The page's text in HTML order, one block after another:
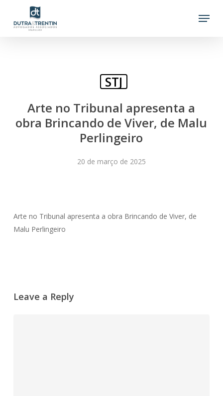
Menu
STJ
Arte no Tribunal apresenta a
obra Brincando de Viver, de Malu
Perlingeiro
20 de março de 2025
Arte no Tribunal apresenta a obra Brincando de Viver, de
Malu Perlingeiro
Leave a Reply